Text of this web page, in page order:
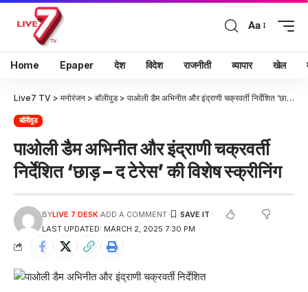
Aa
Home Epaper देश विदेश राजनीती व्यापार खेल
Live7 TV > मनोरंजन > बॉलीवुड> पाओली डैम अभिनीत और इंद्राणी चक्रवर्ती निर्देशित ‘छाड़ – द टेरेस’ की विशेष स्क्रीनिंग
बॉलीवुड
पाओली डैम अभिनीत और इंद्राणी चक्रवर्ती
निर्देशित ‘छाड़ – द टेरेस’ की विशेष स्क्रीनिंग
LAST UPDATED: MARCH 2, 2025 7:30 PM
BYLIVE 7 DESK ADD A COMMENT